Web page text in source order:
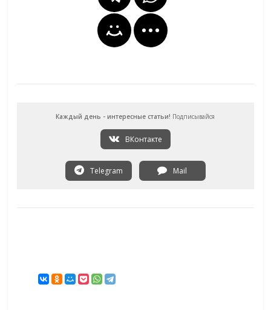
Каждый день - интересные статьи! Подписывайся
ВКонтакте
Telegram Mail